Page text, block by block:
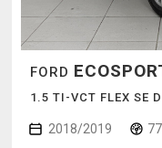
FORD
1.5 TI-VCT FLEX SE
2018/2019